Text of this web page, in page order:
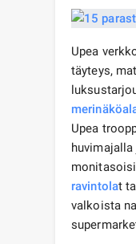
Upea
täyteys,
Upea
ravintolat
valkoista